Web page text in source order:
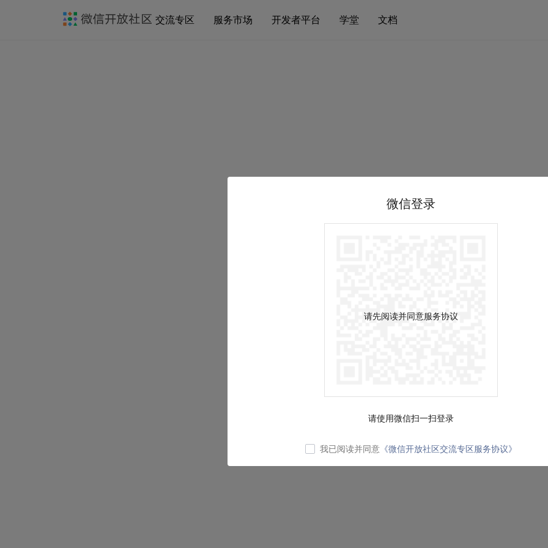
交流专区 服务市场 开发者平台 学堂 文档
微信登录
请先阅读并同意服务协议
请使用微信扫一扫登录
我已阅读并同意 《微信开放社区交流专区服务协议》